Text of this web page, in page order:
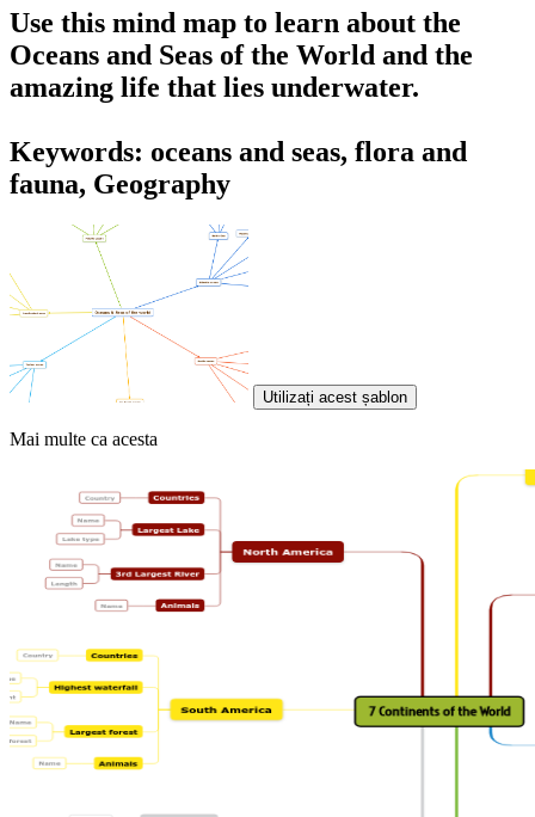
Use this mind map to learn about the
Oceans and Seas of the World and the
amazing life that lies underwater.
Keywords: oceans and seas, flora and
fauna, Geography
Utilizați acest șablon
Mai multe ca acesta